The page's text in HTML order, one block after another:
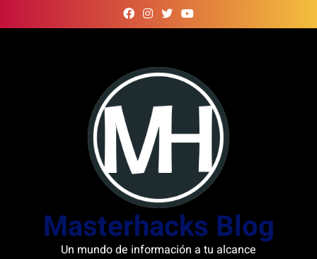
to
Masterhacks Blog
Un mundo de información a tu alcance